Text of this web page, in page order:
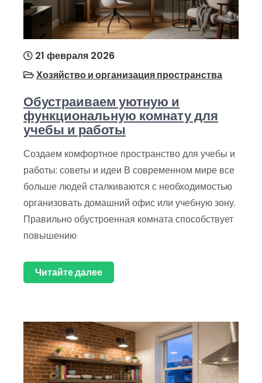
21 февраля 2026
Хозяйство и организация пространства
Обустраиваем уютную и
функциональную комнату для
учебы и работы
Создаем комфортное пространство для учебы и
работы: советы и идеи В современном мире все
больше людей сталкиваются с необходимостью
организовать домашний офис или учебную зону.
Правильно обустроенная комната способствует
повышению
Читайте далее